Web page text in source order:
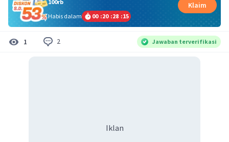
100rb
Habis dalam
00 :20 :28 :15
Klaim
1 2 Jawaban terverifikasi
Iklan